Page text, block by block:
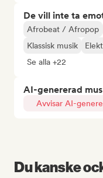
De vill inte ta
Afrobeat / Afropop
Klassisk musik
Se alla +22
AI-genererad
Avvisar AI-
Du kanske